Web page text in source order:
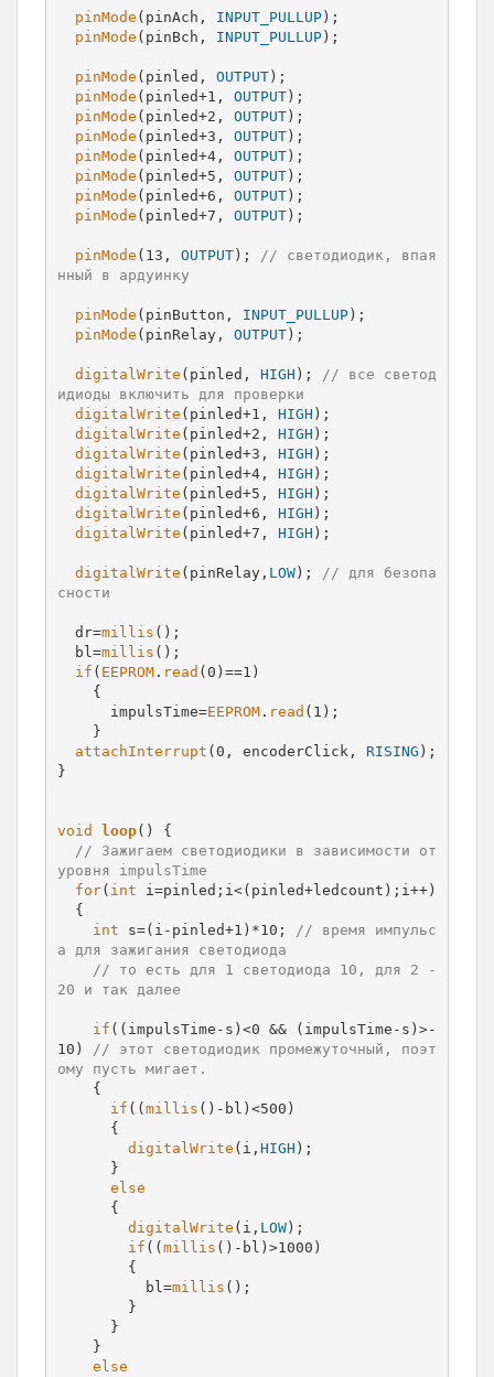
pinMode (pinAch, INPUT_PULLUP);
pinMode (pinBch, INPUT_PULLUP);
pinMode (pinled, OUTPUT);
pinMode (pinled+1, OUTPUT);
pinMode (pinled+2, OUTPUT);
pinMode (pinled+3, OUTPUT);
pinMode (pinled+4, OUTPUT);
pinMode (pinled+5, OUTPUT);
pinMode (pinled+6, OUTPUT);
pinMode (pinled+7, OUTPUT);
pinMode (13, OUTPUT); // светодиодик, впая
нный в ардуинку
pinMode (pinButton, INPUT_PULLUP);
pinMode (pinRelay, OUTPUT);
digitalWrite (pinled, HIGH ); // все светод
идиоды включить для проверки
digitalWrite (pinled+1, HIGH );
digitalWrite (pinled+2, HIGH );
digitalWrite (pinled+3, HIGH );
digitalWrite (pinled+4, HIGH );
digitalWrite (pinled+5, HIGH );
digitalWrite (pinled+6, HIGH );
digitalWrite (pinled+7, HIGH );
digitalWrite (pinRelay, LOW); // для безопа
сности
dr=millis ();
bl=millis ();
if ( EEPROM. read (0)==1)
{
impulsTime=EEPROM. read (1);
}
attachInterrupt (0, encoderClick, RISING );
}
void loop() {
// Зажигаем светодиодики в зависимости от
уровня impulsTime
for( int i=pinled;i<(pinled+ledcount);i++)
{
int s=(i-pinled+1)*10; // время импульс
а для зажигания светодиода
// то есть для 1 светодиода 10, для 2 -
20 и так далее
if ((impulsTime-s)<0 && (impulsTime-s)>-
10) // этот светодиодик промежуточный, поэт
ому пусть мигает.
{
if (( millis ()-bl)<500)
{
digitalWrite (i, HIGH );
}
else
{
digitalWrite (i, LOW);
if (( millis ()-bl)>1000)
{
bl=millis ();
}
}
}
else